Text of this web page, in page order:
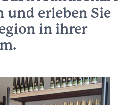
und erleben Sie
in ihrer